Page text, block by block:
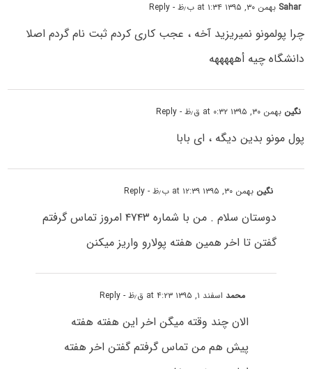
Sahar بهمن ۳۰, ۱۳۹۵ at ۱:۳۴ ب٫ظ - Reply
چرا پولمونو نمیریزید آخه ، عجب کاری کردم ثبت نام گردم اصلا
دانشگاه چیه أهههههه
نگین بهمن ۳۰, ۱۳۹۵ at ۰:۳۲ ق٫ظ - Reply
پول مونو بدین دیگه ، ای بابا
نگین بهمن ۳۰, ۱۳۹۵ at ۱۲:۳۹ ب٫ظ - Reply
دوستان سلام . من با شماره ۴۷۴۳ امروز تماس گرفتم
گفتن تا اخر همین هفته پولارو واریز میکنن
محمداسفند ۱, ۱۳۹۵ at ۴:۲۳ ق٫ظ - Reply
الان چند وقته میگن اخر این هفته هفته
پیش هم من تماس گرفتم گفتن اخر هفته